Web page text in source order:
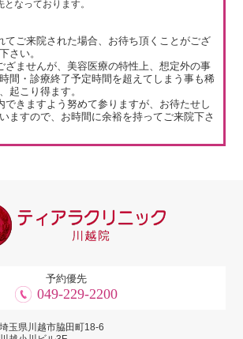
なっております。
てご来院された場合、お待ち頂くことがござ
さい。
ざませんが、美容医療の特性上、想定外の事
間・診療終了予定時間を超えてしまう事も稀
起こり得ます。
できますよう努めて参りますが、お待たせし
ますので、お時間に余裕を持ってご来院下さ
予約優先
049-229-2200
埼玉県川越市脇田町18-6